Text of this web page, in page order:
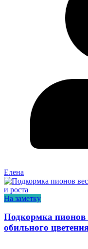
Елена
На заметку
Подкормка пионов
обильного